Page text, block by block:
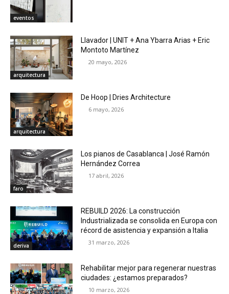
eventos
arquitectura
Llavador | UNIT + Ana Ybarra Arias + Eric
Montoto Martínez
20 mayo, 2026
arquitectura
De Hoop | Dries Architecture
6 mayo, 2026
faro
Los pianos de Casablanca | José Ramón
Hernández Correa
17 abril, 2026
deriva
REBUILD 2026: La construcción
Industrializada se consolida en Europa con
récord de asistencia y expansión a Italia
31 marzo, 2026
Rehabilitar mejor para regenerar nuestras
ciudades: ¿estamos preparados?
10 marzo, 2026